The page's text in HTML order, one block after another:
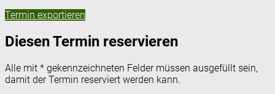
Termin exportieren
Diesen Termin reservieren
Alle mit * gekennzeichneten Felder müssen ausgefüllt sein,
damit der Termin reserviert werden kann.